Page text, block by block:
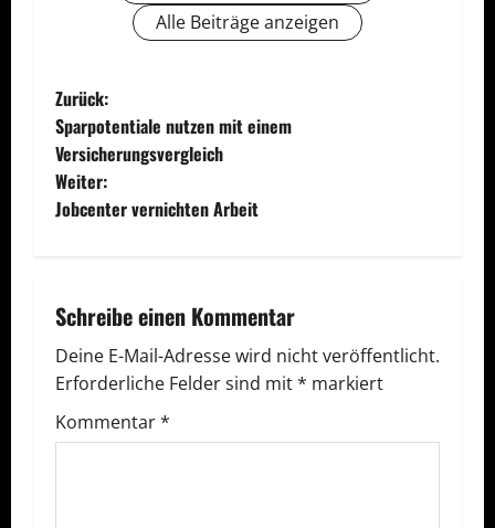
Alle Beiträge anzeigen
B
e
i
a
g
s
Zurück:
Sparpotentiale nutzen mit einem
Versicherungsvergleich
Weiter:
Jobcenter vernichten Arbeit
Schreibe einen Kommentar
Deine E-Mail-Adresse wird nicht veröffentlicht.
Erforderliche Felder sind mit* markiert
Kommentar*